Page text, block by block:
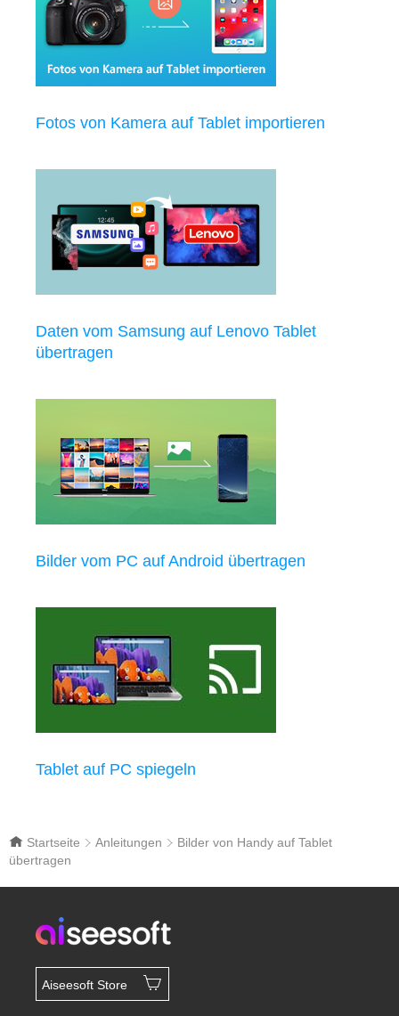
Fotos von Kamera auf Tablet importieren
Daten vom Samsung auf Lenovo Tablet
übertragen
Bilder vom PC auf Android übertragen
Tablet auf PC spiegeln
Startseite Anleitungen
Bilder von Handy auf Tablet
übertragen
Aiseesoft Store